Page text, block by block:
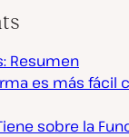
Resumen
es más fácil
sobre la